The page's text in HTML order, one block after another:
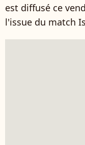
est diffusé ce
l'issue du match